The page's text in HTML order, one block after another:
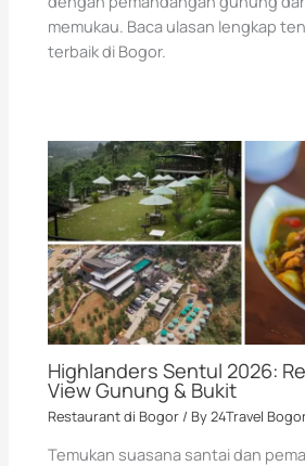
memukau. Baca ulasan lengkap
terbaik di Bogor.
Highlanders Sentul 2026:
View Gunung & Bukit
Restaurant di Bogor / By24Travel
Temukan suasana santai dan